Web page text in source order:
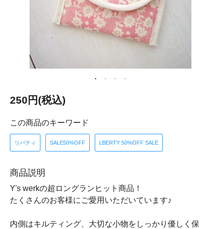
250円(税込)
この商品のキーワード
リバティ SALE50%OFF LBERTY 50%OFF SALE
商品説明
Y's werkの超ロングランヒット商品！
たくさんのお客様にご愛用いただいています♪
内側はキルティング、大切な小物をしっかり優しく保